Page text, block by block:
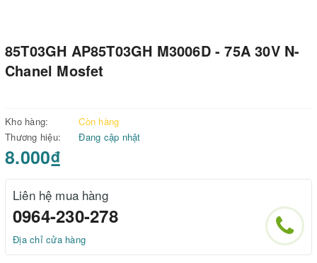
85T03GH AP85T03GH M3006D - 75A 30V N-
Chanel Mosfet
Kho hàng:
Còn hàng
Thương hiệu:
Đang cập nhật
8.000₫
Liên hệ mua hàng
0964-230-278
Địa chỉ cửa hàng